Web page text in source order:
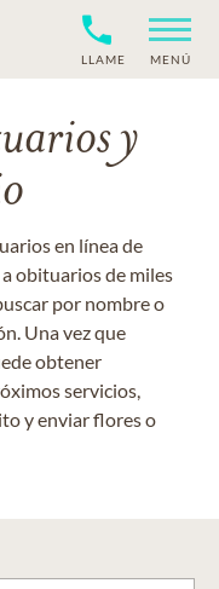
LLAME MENÚ
y
en línea de
obituarios de miles
por nombre o
Una vez que
obtener
servicios,
y enviar flores o